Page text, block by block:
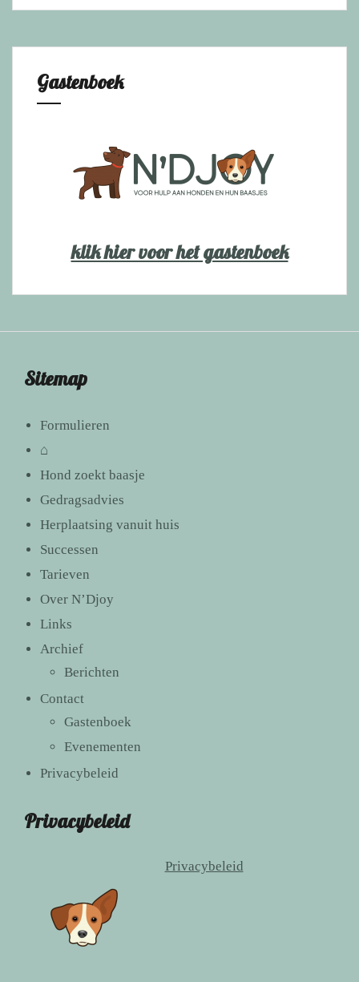
Gastenboek
klik hier voor het gastenboek
Sitemap
Formulieren
⌂
Hond zoekt baasje
Gedragsadvies
Herplaatsing vanuit huis
Successen
Tarieven
Over N’Djoy
Links
Archief
Berichten
Contact
Gastenboek
Evenementen
Privacybeleid
Privacybeleid
Privacybeleid